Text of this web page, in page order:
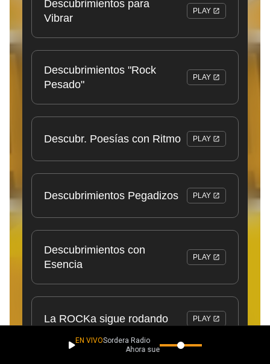
EN VIVOSordera Radio
Ahora suena